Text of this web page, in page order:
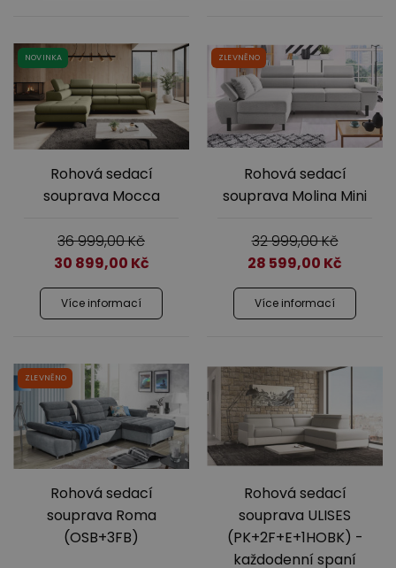
NOVINKA
Rohová sedací
souprava Mocca
36 999,00Kč
30 899,00 Kč
Více informací
ZLEVNĚNO
Rohová sedací
souprava Molina Mini
32 999,00Kč
28 599,00 Kč
Více informací
ZLEVNĚNO
Rohová sedací
souprava Roma
(OSB+3FB)
Rohová sedací
souprava ULISES
(PK+2F+E+1HOBK) -
každodenní spaní